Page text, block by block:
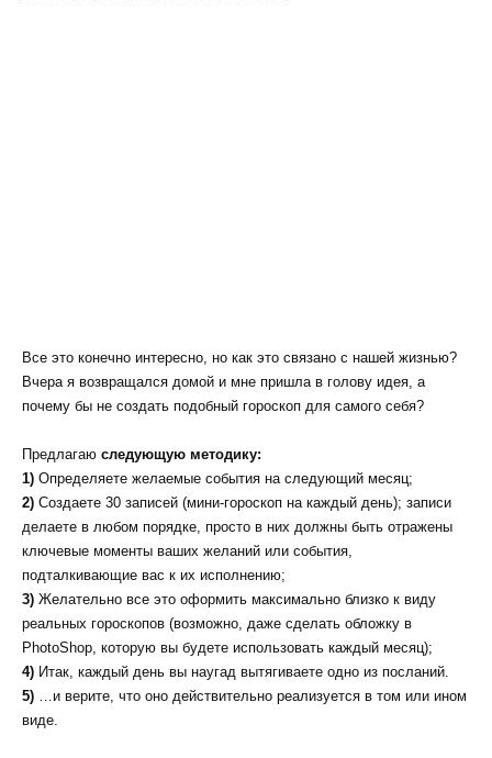
Все это конечно интересно, но как это связано с нашей жизнью?
Вчера я возвращался домой и мне пришла в голову идея, а
почему бы не создать подобный гороскоп для самого себя?
Предлагаю следующую методику:
1) Определяете желаемые события на следующий месяц;
2) Создаете 30 записей (мини-гороскоп на каждый день); записи
делаете в любом порядке, просто в них должны быть отражены
ключевые моменты ваших желаний или события,
подталкивающие вас к их исполнению;
3) Желательно все это оформить максимально близко к виду
реальных гороскопов (возможно, даже сделать обложку в
PhotoShop, которую вы будете использовать каждый месяц);
4) Итак, каждый день вы наугад вытягиваете одно из посланий.
5) …и верите, что оно действительно реализуется в том или ином
виде.